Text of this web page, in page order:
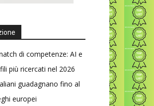
di competenze: AI e
più ricercati nel 2026
guadagnano fino al
europei